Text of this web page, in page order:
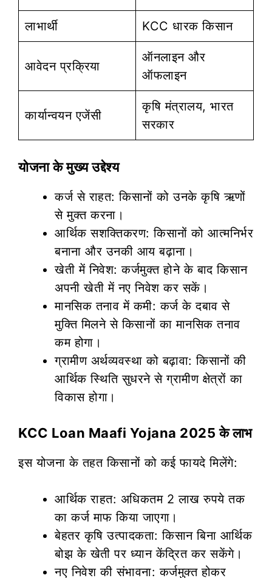
लाभार्थी KCC धारक किसान
आवेदन प्रक्रिया
ऑनलाइन और
ऑफलाइन
कार्यान्वयन एजेंसी
कृषि मंत्रालय, भारत
सरकार
योजना के मुख्य उद्देश्य
कर्ज से राहत: किसानों को उनके कृषि ऋणों
से मुक्त करना।
आर्थिक सशक्तिकरण: किसानों को आत्मनिर्भर
बनाना और उनकी आय बढ़ाना।
खेती में निवेश: कर्जमुक्त होने के बाद किसान
अपनी खेती में नए निवेश कर सकें।
मानसिक तनाव में कमी: कर्ज के दबाव से
मुक्ति मिलने से किसानों का मानसिक तनाव
कम होगा।
ग्रामीण अर्थव्यवस्था को बढ़ावा: किसानों की
आर्थिक स्थिति सुधरने से ग्रामीण क्षेत्रों का
विकास होगा।
KCC Loan Maafi Yojana 2025 के लाभ
इस योजना के तहत किसानों को कई फायदे मिलेंगे:
आर्थिक राहत: अधिकतम 2 लाख रुपये तक
का कर्ज माफ किया जाएगा।
बेहतर कृषि उत्पादकता: किसान बिना आर्थिक
बोझ के खेती पर ध्यान केंद्रित कर सकेंगे।
नए निवेश की संभावना: कर्जमुक्त होकर